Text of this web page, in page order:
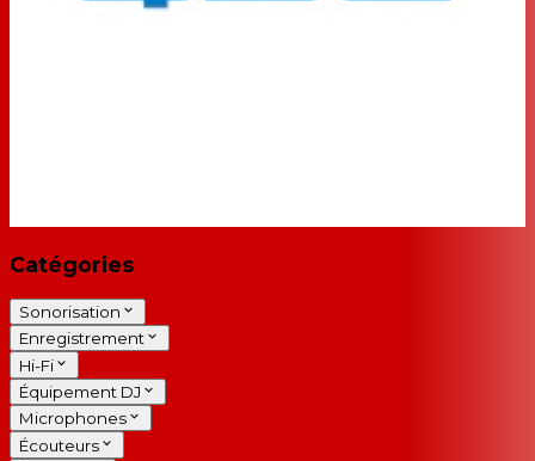
Catégories
Sonorisation
Enregistrement
Hi-Fi
Équipement DJ
Microphones
Écouteurs